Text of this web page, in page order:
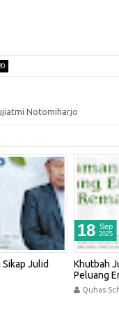
Notomiharjo
Julid
18 Sep
2025
Khutbah
Peluang
Quhas
BARU
Kindergarten
Primary School
Non Formal